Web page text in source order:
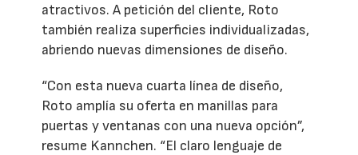
atractivos. A petición del cliente, Roto
también realiza superficies individualizadas,
abriendo nuevas dimensiones de diseño.
“Con esta nueva cuarta línea de diseño,
Roto amplía su oferta en manillas para
puertas y ventanas con una nueva opción”,
resume Kannchen. “El claro lenguaje de